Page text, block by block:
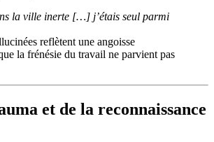
la ville inerte […] j’étais seul parmi
reflètent une angoisse
la frénésie du travail ne parvient pas
et de la reconnaissance